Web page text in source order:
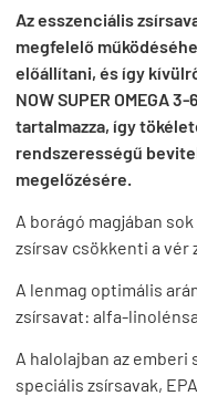
Az esszenciális
megfelelő
előállítani, és így
NOW SUPER OMEGA
tartalmazza, így
rendszerességű
megelőzésére.
A borágó magjában
zsírsav csökkenti a vér
A lenmag optimális
zsírsavat: alfa-
A halolajban az
speciális zsírsavak,